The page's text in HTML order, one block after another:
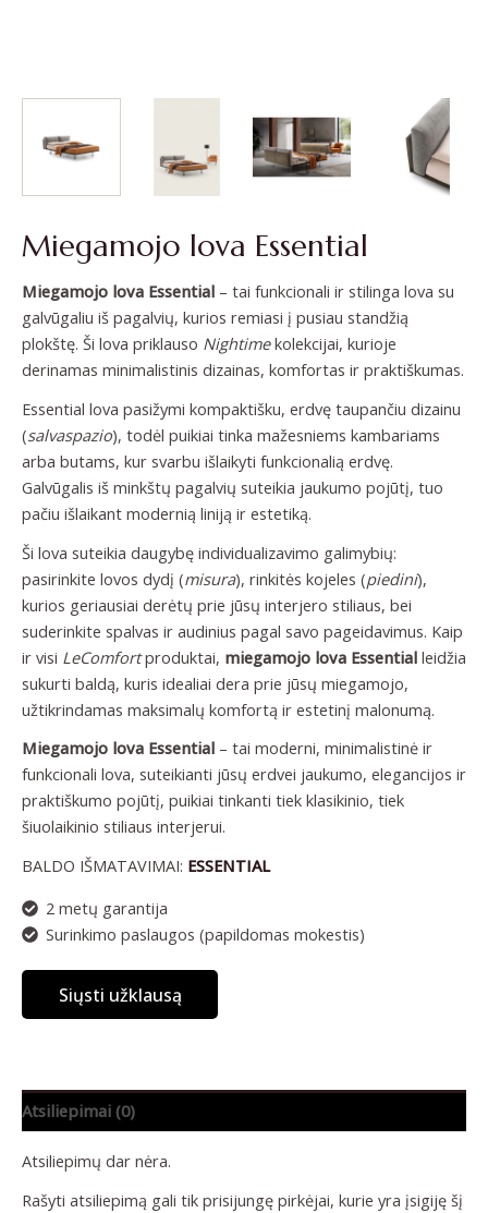
Miegamojo lova Essential
Miegamojo lova Essential – tai funkcionali ir stilinga lova su
galvūgaliu iš pagalvių, kurios remiasi į pusiau standžią
plokštę. Ši lova priklauso Nightimekolekcijai, kurioje
derinamas minimalistinis dizainas, komfortas ir praktiškumas.
Essential lova pasižymi kompaktišku, erdvę taupančiu dizainu
(salvaspazio), todėl puikiai tinka mažesniems kambariams
arba butams, kur svarbu išlaikyti funkcionalią erdvę.
Galvūgalis iš minkštų pagalvių suteikia jaukumo pojūtį, tuo
pačiu išlaikant modernią liniją ir estetiką.
Ši lova suteikia daugybę individualizavimo galimybių:
pasirinkite lovos dydį (misura), rinkitės kojeles (piedini),
kurios geriausiai derėtų prie jūsų interjero stiliaus, bei
suderinkite spalvas ir audinius pagal savo pageidavimus. Kaip
ir visi LeComfortproduktai, miegamojo lova Essential leidžia
sukurti baldą, kuris idealiai dera prie jūsų miegamojo,
užtikrindamas maksimalų komfortą ir estetinį malonumą.
Miegamojo lova Essential – tai moderni, minimalistinė ir
funkcionali lova, suteikianti jūsų erdvei jaukumo, elegancijos ir
praktiškumo pojūtį, puikiai tinkanti tiek klasikinio, tiek
šiuolaikinio stiliaus interjerui.
BALDO IŠMATAVIMAI: ESSENTIAL
2 metų garantija
Surinkimo paslaugos (papildomas mokestis)
Siųsti užklausą
Atsiliepimai (0)
Atsiliepimų dar nėra.
Rašyti atsiliepimą gali tik prisijungę pirkėjai, kurie yra įsigiję šį